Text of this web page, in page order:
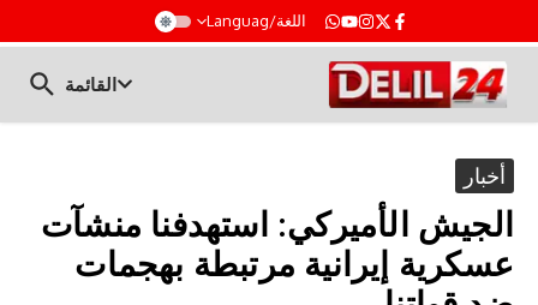
اللغة/Languag
القائمة
أخبار
الجيش الأميركي: استهدفنا منشآت
عسكرية إيرانية مرتبطة بهجمات